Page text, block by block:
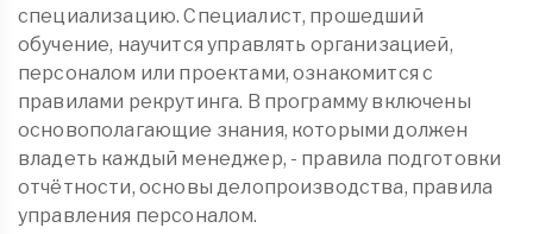
специализацию. Специалист, прошедший
обучение, научится управлять организацией,
персоналом или проектами, ознакомится с
правилами рекрутинга. В программу включены
основополагающие знания, которыми должен
владеть каждый менеджер, - правила подготовки
отчётности, основы делопроизводства, правила
управления персоналом.